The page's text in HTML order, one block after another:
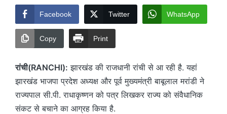
Facebook Twitter WhatsApp
Copy Print
रांची(RANCHI): झारखंड की राजधानी रांची से आ रही है. यहां
झारखंड भाजपा प्रदेश अध्यक्ष और पूर्व मुख्यमंत्री बाबूलाल मरांडी ने
राज्यपाल सी.पी. राधाकृष्णन को पत्र लिखकर राज्य को संवैधानिक
संकट से बचाने का आग्रह किया है.